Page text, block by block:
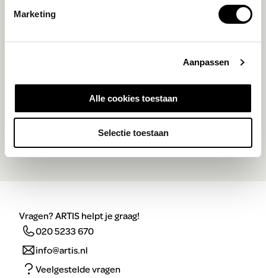
Marketing
Aanpassen
Alle cookies toestaan
Selectie toestaan
Tickets
€ 0,00
€ 0,00
Voeg kortingscodes toe in de stap 'Details'.
Vragen? ARTIS helpt je graag!